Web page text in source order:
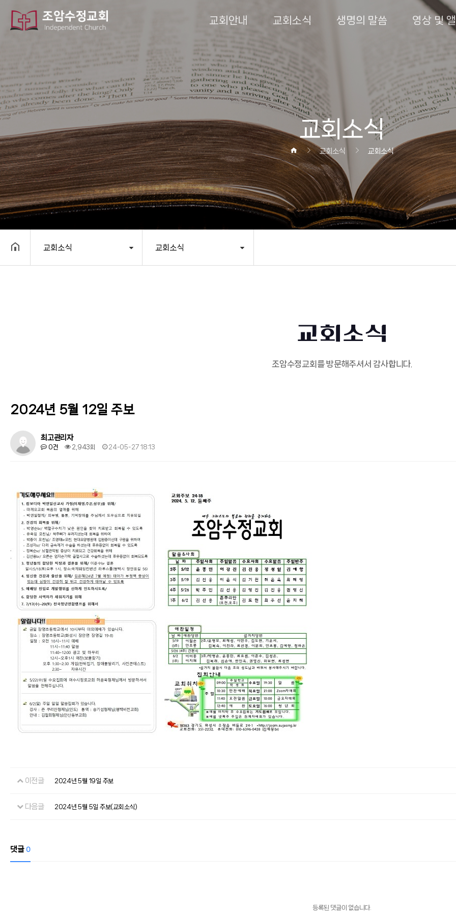
교회안내 교회소식 생명의 말씀 영상 및
교회소식
교회소식 교회소식
교회소식 교회소식
교회소식
조암수정교회를 방문해주셔서 감사합니다.
2024년 5월 12일 주보
최고관리자
0건 2,943회 24-05-27 18:13
이전글 2024년 5월 19일 주보
다음글 2024년 5월 5일 주보(교회소식)
댓글 0
등록된 댓글이 없습니다.